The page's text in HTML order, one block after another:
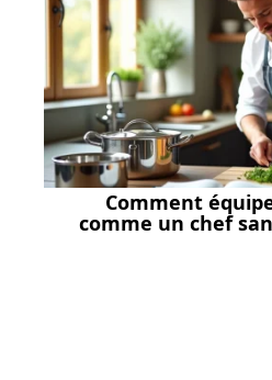
Comment
comme un chef